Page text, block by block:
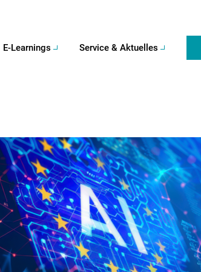
E-Learnings Service & Aktuelles